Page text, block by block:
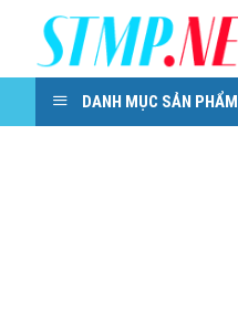
content
DANH MỤC SẢN PHẨM